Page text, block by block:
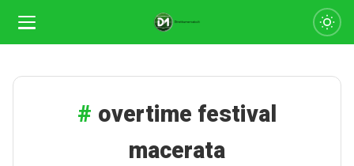
overtime festival
macerata